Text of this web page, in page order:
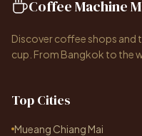
Coffee Machine
Discover coffee shops and
cup. From Bangkok to the
Top Cities
Mueang Chiang Mai